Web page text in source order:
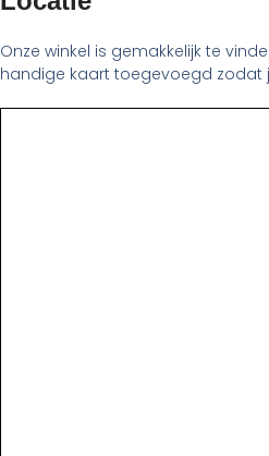
Onze winkel is gemakkelijk te
handige kaart toegevoegd zodat